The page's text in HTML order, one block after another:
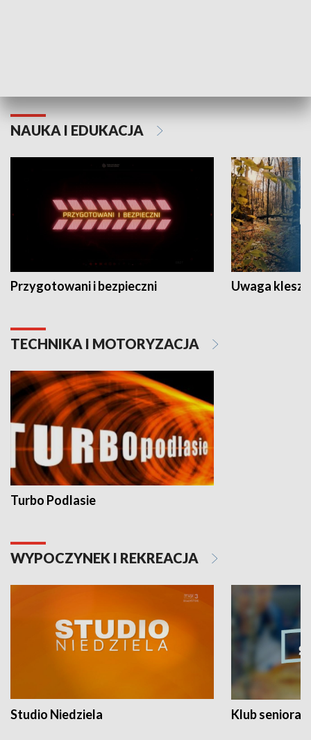
NAUKA I EDUKACJA
Przygotowani i bezpieczni Uwaga
TECHNIKA I MOTORYZACJA
Turbo Podlasie
WYPOCZYNEK I REKREACJA
Studio Niedziela Klub seniora